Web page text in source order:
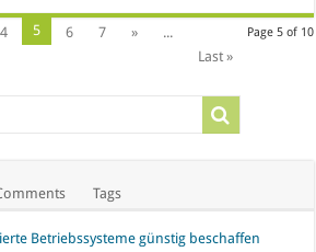
Page 5 of 10
4 5 6 7 »
...
Last »
Tags
Betriebssysteme günstig beschaffen